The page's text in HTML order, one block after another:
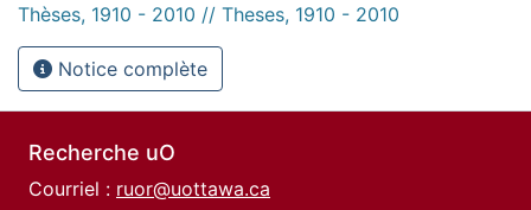
Thèses, 1910 - 2010 // Theses, 1910 - 2010
Notice complète
Recherche uO
Courriel : ruor@uottawa.ca